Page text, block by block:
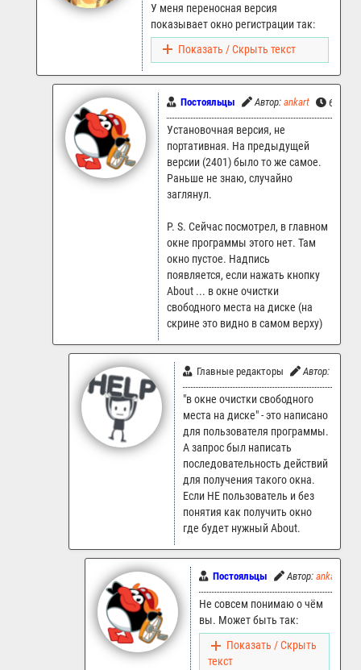
У меня переносная версия
показывает окно регистрации так:
Показать / Скрыть текст
Постояльцы Автор: ankart
Установочная версия, не
портативная. На предыдущей
версии (2401) было то же самое.
Раньше не знаю, случайно
заглянул.
P. S. Сейчас посмотрел, в главном
окне программы этого нет. Там
окно пустое. Надпись
появляется, если нажать кнопку
About ... в окне очистки
свободного места на диске (на
скрине это видно в самом верху)
Главные редакторы Автор:
"в окне очистки свободного
места на диске" - это написано
для пользователя программы.
А запрос был написать
последовательность действий
для получения такого окна.
Если НЕ пользователь и без
понятия как получить окно
где будет нужный About.
Постояльцы Автор: ankart
Не совсем понимаю о чём
вы. Может быть так:
Показать / Скрыть
текст